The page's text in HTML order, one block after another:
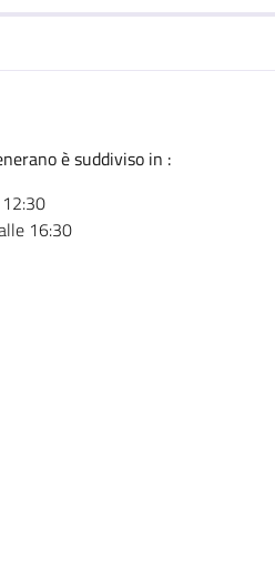
è suddiviso in :
16:30